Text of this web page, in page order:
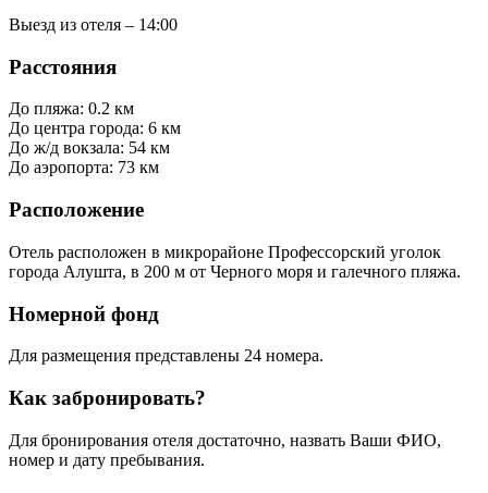
Выезд из отеля – 14:00
Расстояния
До пляжа: 0.2 км
До центра города: 6 км
До ж/д вокзала: 54 км
До аэропорта: 73 км
Расположение
Отель расположен в микрорайоне Профессорский уголок
города Алушта, в 200 м от Черного моря и галечного пляжа.
Номерной фонд
Для размещения представлены 24 номера.
Как забронировать?
Для бронирования отеля достаточно, назвать Ваши ФИО,
номер и дату пребывания.